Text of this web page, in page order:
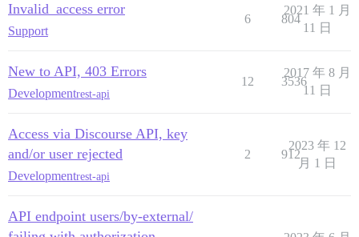
Invalid_access error
Support
6 804
2021 年 1 月
11 日
New to API, 403 Errors
Developmentrest-api
12 3536
2017 年 8 月
11 日
Access via Discourse API, key
and/or user rejected
Developmentrest-api
2 912
2023 年 12
月 1 日
API endpoint users/by-external/